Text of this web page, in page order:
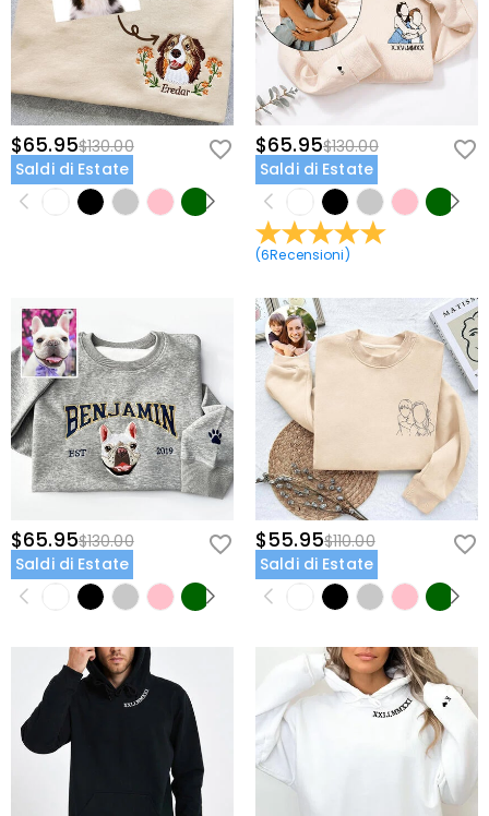
$65.95$130.00
Saldi di Estate
$65.95$130.00
Saldi di Estate
(6Recensioni)
$65.95$130.00
Saldi di Estate
$55.95$110.00
Saldi di Estate